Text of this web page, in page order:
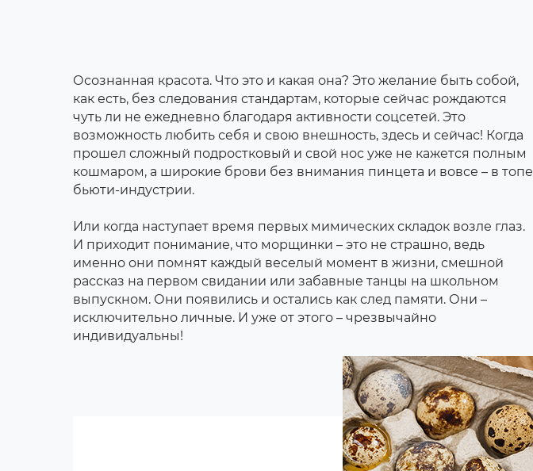
Осознанная красота. Что это и какая она? Это желание быть собой,
как есть, без следования стандартам, которые сейчас рождаются
чуть ли не ежедневно благодаря активности соцсетей. Это
возможность любить себя и свою внешность, здесь и сейчас! Когда
прошел сложный подростковый и свой нос уже не кажется полным
кошмаром, а широкие брови без внимания пинцета и вовсе – в топе
бьюти-индустрии.
Или когда наступает время первых мимических складок возле глаз.
И приходит понимание, что морщинки – это не страшно, ведь
именно они помнят каждый веселый момент в жизни, смешной
рассказ на первом свидании или забавные танцы на школьном
выпускном. Они появились и остались как след памяти. Они –
исключительно личные. И уже от этого – чрезвычайно
индивидуальны!